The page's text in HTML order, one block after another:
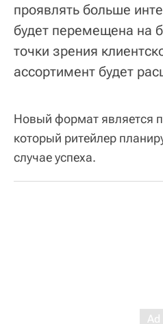
проявлять больше
будет перемещена на
точки зрения
ассортимент будет
Новый формат является
который ритейлер
случае успеха.